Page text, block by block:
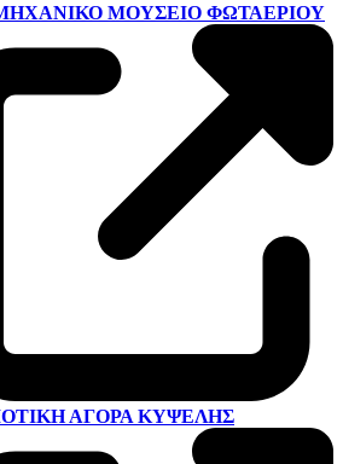
ΜΟΥΣΕΊΟ ΦΩΤΑΕΡΊΟΥ
ΑΓΟΡΆ ΚΥΨΈΛΗΣ